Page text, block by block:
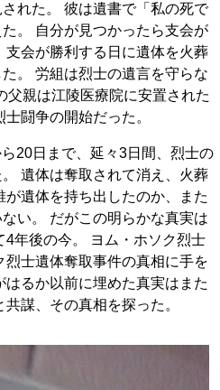
れた。 彼は遺書で「私の死で
。 自分が見つかったら支会が
会が勝利する日に遺体を火葬
。 労組は烈士の遺言を守らな
父親は江陵医療院に安置された
闘争の開始だった。
20日まで、延々3日間、烈士の
遺体は奪取されて消え、火葬
遺体を持ち出したのか、また
い。 だがこの明らかな真実は
年後の今。 ヨム・ホソク烈士
士遺体奪取事件の真相に手を
るか以前に埋めた真実はまた
謀、その真相を探った。